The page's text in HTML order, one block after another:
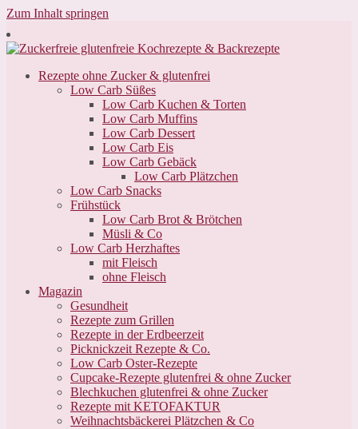
Zum Inhalt springen
Rezepte ohne Zucker & glutenfrei
Low Carb Süßes
Low Carb Kuchen & Torten
Low Carb Muffins
Low Carb Dessert
Low Carb Eis
Low Carb Gebäck
Low Carb Plätzchen
Low Carb Snacks
Frühstück
Low Carb Brot & Brötchen
Müsli & Co
Low Carb Herzhaftes
mit Fleisch
ohne Fleisch
Magazin
Gesundheit
Rezepte zum Grillen
Rezepte in der Erdbeerzeit
Picknickzeit Rezepte & Co.
Low Carb Oster-Rezepte
Cupcake-Rezepte glutenfrei & ohne Zucker
Blechkuchen glutenfrei & ohne Zucker
Rezepte mit KETOFAKTUR
Weihnachtsbäckerei Plätzchen & Co